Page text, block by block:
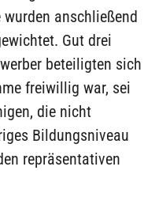
wurden anschließend
Gut drei
beteiligten sich
freiwillig war, sei
die nicht
Bildungsniveau
repräsentativen